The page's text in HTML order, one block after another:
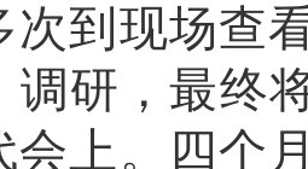
次到现场查
调研，最终
会上。四个